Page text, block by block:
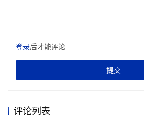
与中国市场的合作，为中国更好的实
济绿色高质量发展提供强大助力。
人工智能（AI）训练和高性能计算市
登录后才能评论
提交
评论列表